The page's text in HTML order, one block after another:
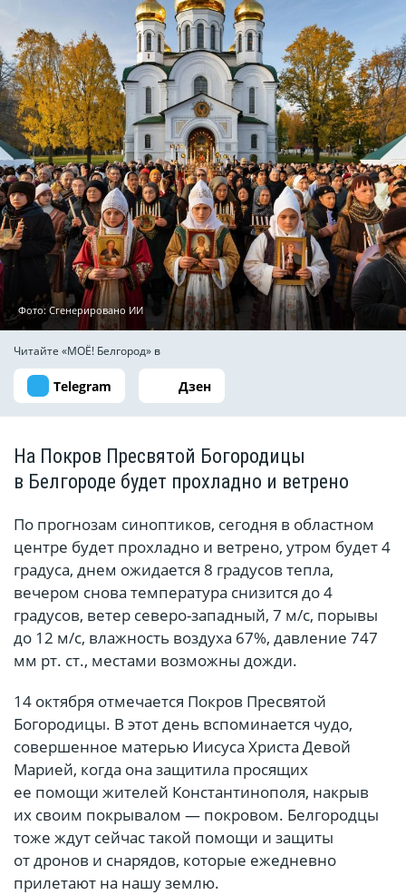
Фото: Сгенерировано ИИ
Читайте «МОЁ! Белгород» в
Telegram Дзен
На Покров Пресвятой Богородицы
в Белгороде будет прохладно и ветрено
По прогнозам синоптиков, сегодня в областном
центре будет прохладно и ветрено, утром будет 4
градуса, днем ожидается 8 градусов тепла,
вечером снова температура снизится до 4
градусов, ветер северо-западный, 7 м/с, порывы
до 12 м/с, влажность воздуха 67%, давление 747
мм рт. ст., местами возможны дожди.
14 октября отмечается Покров Пресвятой
Богородицы. В этот день вспоминается чудо,
совершенное матерью Иисуса Христа Девой
Марией, когда она защитила просящих
ее помощи жителей Константинополя, накрыв
их своим покрывалом — покровом. Белгородцы
тоже ждут сейчас такой помощи и защиты
от дронов и снарядов, которые ежедневно
прилетают на нашу землю.